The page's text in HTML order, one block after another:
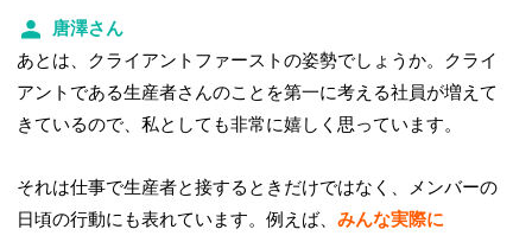
唐澤さん
あとは、クライアントファーストの姿勢でしょうか。クライ
アントである生産者さんのことを第一に考える社員が増えて
きているので、私としても非常に嬉しく思っています。
それは仕事で生産者と接するときだけではなく、メンバーの
日頃の行動にも表れています。例えば、みんな実際に